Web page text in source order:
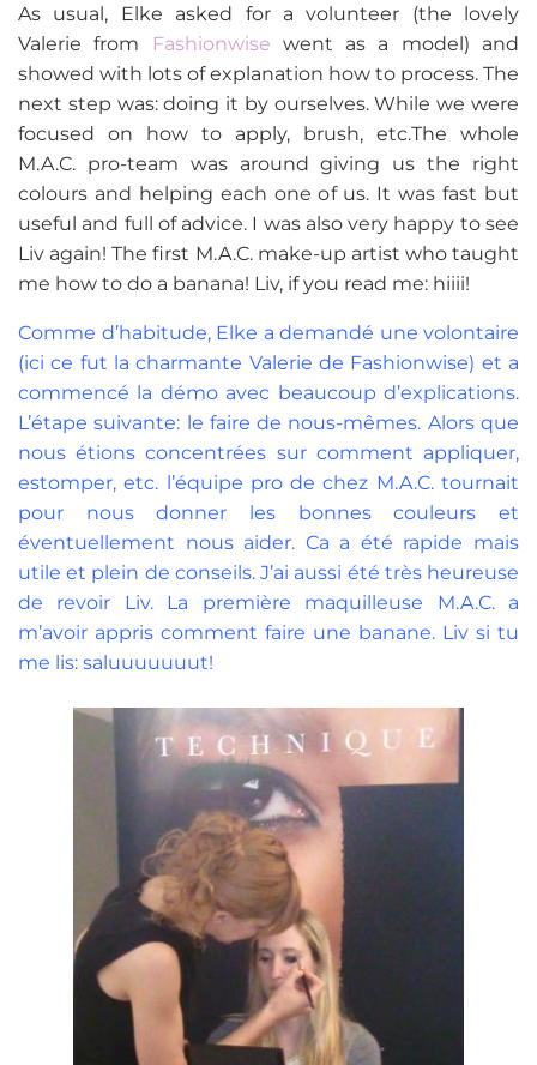
As usual, Elke asked for a volunteer (the lovely
Valerie from
Fashionwise went as a model) and
showed with lots of explanation how to process. The
next step was: doing it by ourselves. While we were
focused on how to apply, brush, etc.The whole
M.A.C. pro-team was around giving us the right
colours and helping each one of us. It was fast but
useful and full of advice. I was also very happy to see
Liv again! The first M.A.C. make-up artist who taught
me how to do a banana! Liv, if you read me: hiiii!
Comme d’habitude, Elke a demandé une volontaire
(ici ce fut la charmante Valerie de Fashionwise) et a
commencé la démo avec beaucoup d’explications.
L’étape suivante: le faire de nous-mêmes. Alors que
nous étions concentrées sur comment appliquer,
estomper, etc. l’équipe pro de chez M.A.C. tournait
pour nous donner les bonnes couleurs et
éventuellement nous aider. Ca a été rapide mais
utile et plein de conseils. J’ai aussi été très heureuse
de revoir Liv. La première maquilleuse M.A.C. a
m’avoir appris comment faire une banane. Liv si tu
me lis: saluuuuuuut!